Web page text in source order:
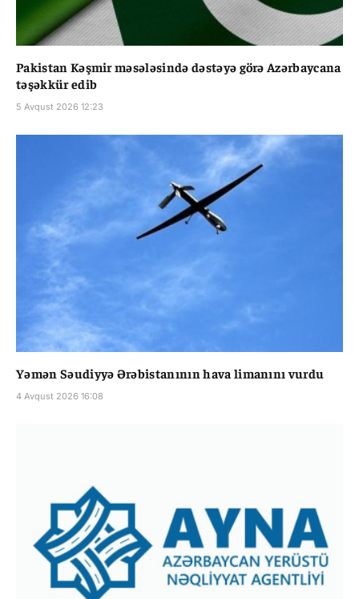
Pakistan Kəşmir məsələsində dəstəyə görə Azərbaycana
təşəkkür edib
5 Avqust 2026 12:23
Yəmən Səudiyyə Ərəbistanının hava limanını vurdu
4 Avqust 2026 16:08